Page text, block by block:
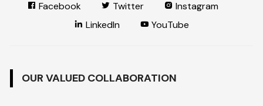
Facebook Twitter
Instagram
LinkedIn
YouTube
OUR VALUED COLLABORATION